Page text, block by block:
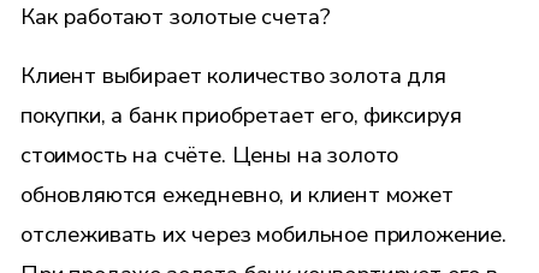
Как работают золотые счета?
Клиент выбирает количество золота для
покупки, а банк приобретает его, фиксируя
стоимость на счёте. Цены на золото
обновляются ежедневно, и клиент может
отслеживать их через мобильное приложение.